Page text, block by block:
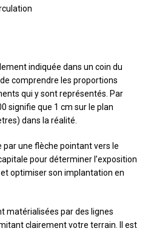
indiquée dans un coin du
comprendre les proportions
qui y sont représentés. Par
signifie que 1 cm sur le plan
dans la réalité.
par une flèche pointant vers le
pour déterminer l’exposition
optimiser son implantation en
matérialisées par des lignes
clairement votre terrain. Il est